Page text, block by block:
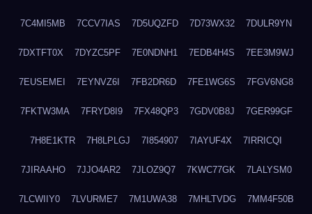
7C4MI5MB 7CCV7IAS 7D5UQZFD 7D73WX32 7DULR9YN
7DXTFT0X 7DYZC5PF 7E0NDNH1 7EDB4H4S 7EE3M9WJ
7EUSEMEI 7EYNVZ6I 7FB2DR6D 7FE1WG6S 7FGV6NG8
7FKTW3MA 7FRYD8I9 7FX48QP3 7GDV0B8J 7GER99GF
7H8E1KTR 7H8LPLGJ 7I854907 7IAYUF4X 7IRRICQI
7JIRAAHO 7JJO4AR2 7JLOZ9Q7 7KWC77GK 7LALYSM0
7LCWIIY0 7LVURME7 7M1UWA38 7MHLTVDG 7MM4F50B